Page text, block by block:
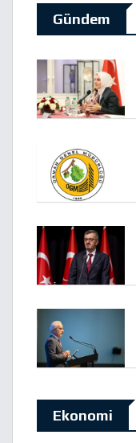
Gündem
Ekonomi